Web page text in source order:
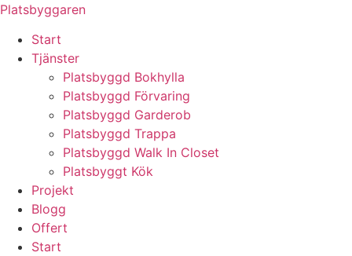
Skip
content
Platsbyggaren
Start
Tjänster
Platsbyggd Bokhylla
Platsbyggd Förvaring
Platsbyggd Garderob
Platsbyggd Trappa
Platsbyggd Walk In Closet
Platsbyggt Kök
Projekt
Blogg
Offert
Start